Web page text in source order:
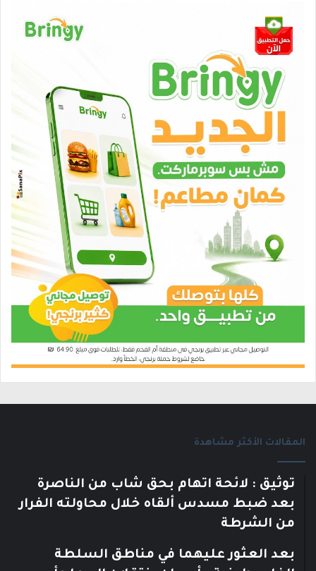
المقالات الأكثر مشاهدة
توثيق : لائحة اتهام بحق شاب من الناصرة
بعد ضبط مسدس ألقاه خلال محاولته الفرار
من الشرطة
بعد العثور عليهما في مناطق السلطة